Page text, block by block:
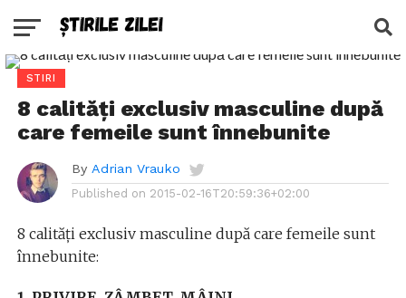
STIRI
8 calități exclusiv masculine după
care femeile sunt înnebunite
By Adrian Vrauko
Published on 2015-02-16T20:59:36+02:00
8 calități exclusiv masculine după care femeile sunt
înnebunite: